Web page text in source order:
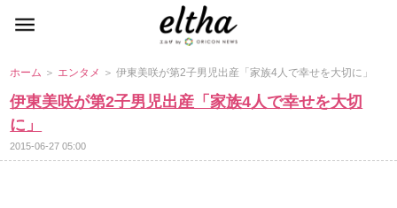
ホーム ＞ エンタメ ＞ 伊東美咲が第2子男児出産「家族4人で幸せを大切に」
伊東美咲が第2子男児出産「家族4人で幸せを大切
に」
2015-06-27 05:00